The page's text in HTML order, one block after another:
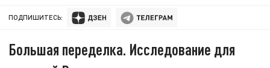
ПОДПИШИТЕСЬ:
Большая переделка. Исследование для